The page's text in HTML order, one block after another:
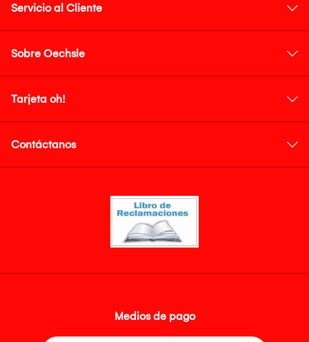
Servicio al Cliente
Sobre Oechsle
Tarjeta oh!
Contáctanos
Medios de pago